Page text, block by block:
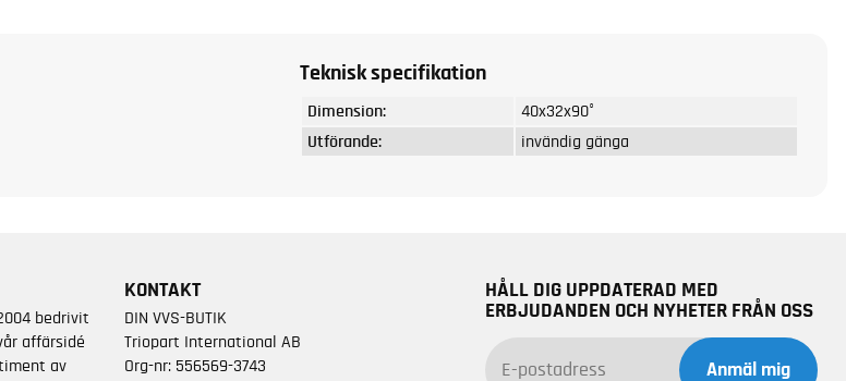
Teknisk specifikation
Dimension:
40x32x90°
Utförande:
invändig gänga
bedrivit
affärsidé
av
KONTAKT
DIN VVS-BUTIK
Triopart International AB
Org-nr: 556569-3743
HÅLL DIG UPPDATERAD MED
ERBJUDANDEN OCH NYHETER FRÅN OSS
Anmäl mig